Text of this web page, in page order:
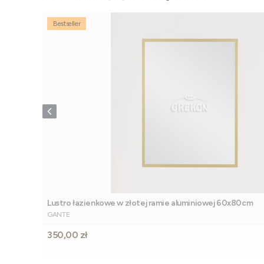
Bestseller
Lustro łazienkowe w złotej ramie aluminiowej 60x80cm
PRODUCENT
GANTE
Cena
350,00 zł